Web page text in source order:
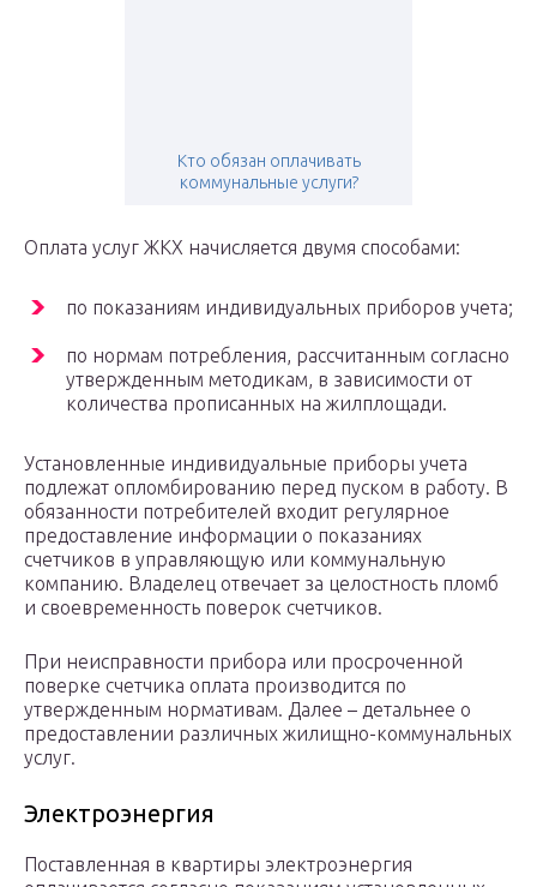
Кто обязан оплачивать
коммунальные услуги?
Оплата услуг ЖКХ начисляется двумя способами:
по показаниям индивидуальных приборов учета;
по нормам потребления, рассчитанным согласно
утвержденным методикам, в зависимости от
количества прописанных на жилплощади.
Установленные индивидуальные приборы учета
подлежат опломбированию перед пуском в работу. В
обязанности потребителей входит регулярное
предоставление информации о показаниях
счетчиков в управляющую или коммунальную
компанию. Владелец отвечает за целостность пломб
и своевременность поверок счетчиков.
При неисправности прибора или просроченной
поверке счетчика оплата производится по
утвержденным нормативам. Далее – детальнее о
предоставлении различных жилищно-коммунальных
услуг.
Электроэнергия
Поставленная в квартиры электроэнергия